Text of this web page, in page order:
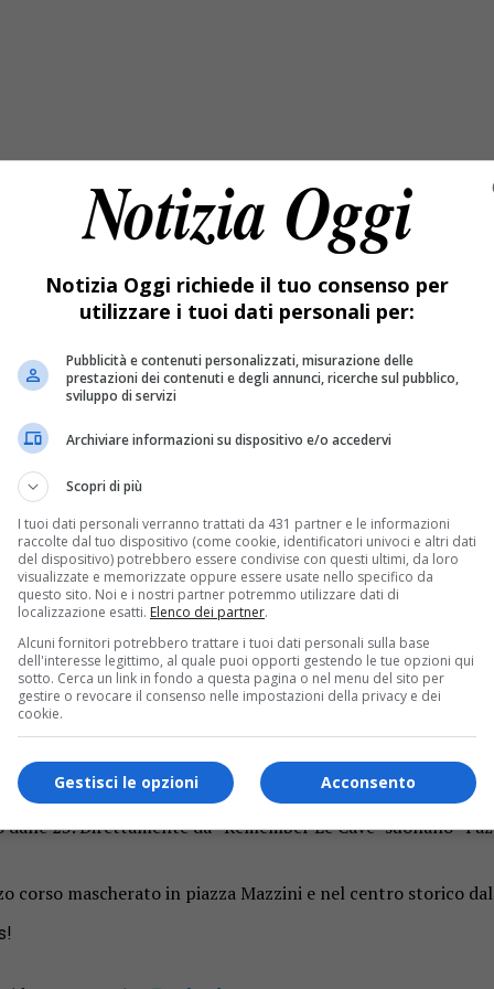
Si parte oggi, venerdì 6 maggio con il Magunella
latini, a seguire Dj Bellafà, mentre sabato 7
disposizione un ricco menù a base di porchetta, stinchi,
sfilate dei carri a maggio
Mazzini alle 15 proprio come negli anni passati. Ci sarà la
Regis.
loco alle 21 con “Seugn… Speransi… Ricord”: immagini,
diBorgosesiae Menestrelli del Peru. Ingresso a offerta
con una serata tutta live con la Juke box band, venerdì
corso mascherato a ingresso gratuito. Sarà proposta
con i carri illuminati. Presentano Andrea Petrarca e Marco
23. Direttamente da “Remember Le Cave” suonano
corso mascherato in piazza Mazzini e nel centro storico
Notizia Oggi richiede il tuo consenso per
utilizzare i tuoi dati personali per:
Pubblicità e contenuti personalizzati, misurazione delle
prestazioni dei contenuti e degli annunci, ricerche sul pubblico,
sviluppo di servizi
Archiviare informazioni su dispositivo e/o accedervi
Scopri di più
I tuoi dati personali verranno trattati da 431 partner e le informazioni
raccolte dal tuo dispositivo (come cookie, identificatori univoci e altri dati
del dispositivo) potrebbero essere condivise con questi ultimi, da loro
visualizzate e memorizzate oppure essere usate nello specifico da
questo sito. Noi e i nostri partner potremmo utilizzare dati di
localizzazione esatti. Elenco dei partner.
Alcuni fornitori potrebbero trattare i tuoi dati personali sulla base
dell'interesse legittimo, al quale puoi opporti gestendo le tue opzioni qui
sotto. Cerca un link in fondo a questa pagina o nel menu del sito per
gestire o revocare il consenso nelle impostazioni della privacy e dei
cookie.
Acconsento
Gestisci le opzioni